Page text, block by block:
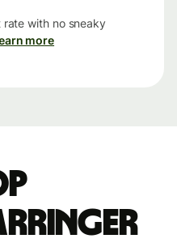
with no sneaky
more